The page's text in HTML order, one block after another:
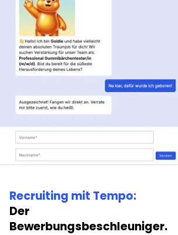
Recruiting mit Tempo:
Der
Bewerbungsbeschleuniger.